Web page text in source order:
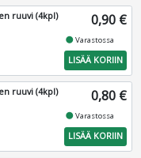
ruuvi (4kpl) 0,90 €
fiber_manual_recordVarastossa
LISÄÄ KORIIN
ruuvi (4kpl) 0,80 €
fiber_manual_recordVarastossa
LISÄÄ KORIIN